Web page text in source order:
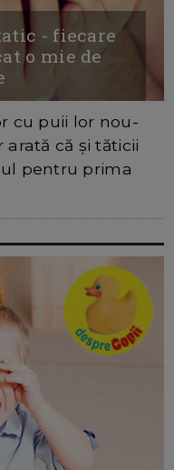
- fiecare
o mie de
cu puii lor nou-
că și tăticii
pentru prima